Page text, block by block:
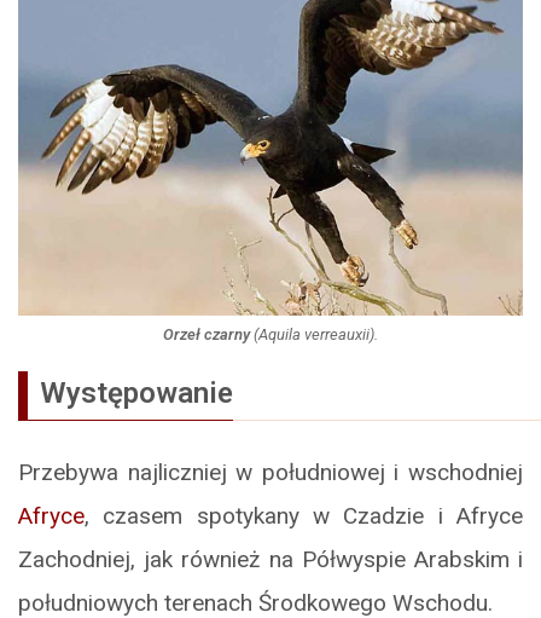
Orzeł czarny(Aquila verreauxii).
Występowanie
Przebywa najliczniej w południowej i wschodniej
Afryce, czasem spotykany w Czadzie i Afryce
Zachodniej, jak również na Półwyspie Arabskim i
południowych terenach Środkowego Wschodu.